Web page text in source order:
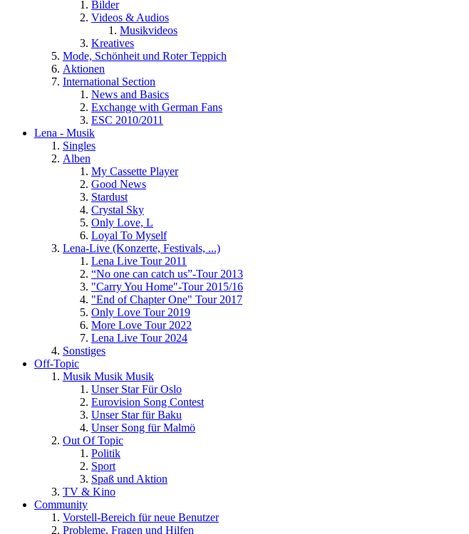
Bilder
Videos & Audios
Musikvideos
Kreatives
Mode, Schönheit und Roter Teppich
Aktionen
International Section
News and Basics
Exchange with German Fans
ESC 2010/2011
Lena - Musik
Singles
Alben
My Cassette Player
Good News
Stardust
Crystal Sky
Only Love, L
Loyal To Myself
Lena-Live (Konzerte, Festivals, ...)
Lena Live Tour 2011
“No one can catch us”-Tour 2013
"Carry You Home"-Tour 2015/16
"End of Chapter One" Tour 2017
Only Love Tour 2019
More Love Tour 2022
Lena Live Tour 2024
Sonstiges
Off-Topic
Musik Musik Musik
Unser Star Für Oslo
Eurovision Song Contest
Unser Star für Baku
Unser Song für Malmö
Out Of Topic
Politik
Sport
Spaß und Aktion
TV & Kino
Community
Vorstell-Bereich für neue Benutzer
Probleme, Fragen und Hilfen